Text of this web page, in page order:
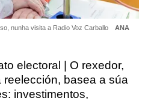
nunha visita a Radio Voz Carballo
ANA
electoral | O rexedor,
basea a súa
investimentos,